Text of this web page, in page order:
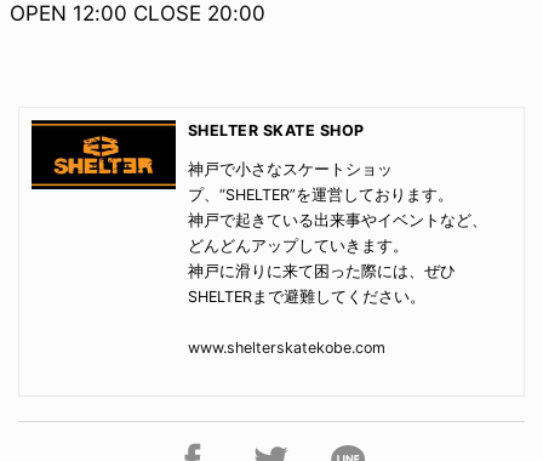
OPEN 12:00 CLOSE 20:00
SHELTER SKATE SHOP
神戸で小さなスケートショッ
プ、“SHELTER”を運営しております。
神戸で起きている出来事やイベントなど、
どんどんアップしていきます。
神戸に滑りに来て困った際には、ぜひ
SHELTERまで避難してください。
www.shelterskatekobe.com